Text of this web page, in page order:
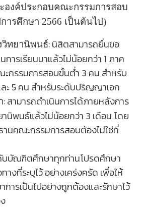
องค์ประกอบคณะกรรมการสอบ
ารศึกษา 2566 เป็นต้นไป)
วิทยานิพนธ์:นิสิตสามารถยื่นขอ
ารเรียนมาแล้วไม่น้อยกว่า 1 ภาค
กรรมการสอบขั้นต่ำ 3 คน สำหรับ
ะ 5 คน สำหรับระดับปริญญาเอก
:สามารถดำเนินการได้ภายหลังการ
านิพนธ์แล้วไม่น้อยกว่า 3 เดือน โดย
านคณะกรรมการสอบต้องไม่ใช่ที่
บบัณฑิตศึกษาทุกท่านโปรดศึกษา
งที่ระบุไว้ อย่างเคร่งครัด เพื่อให้
การเป็นไปอย่างถูกต้องและรักษาไว้